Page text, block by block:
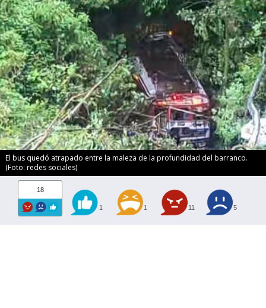
El bus quedó atrapado entre la maleza de la profundidad del barranco.
(Foto: redes sociales)
18
1 1 11 5